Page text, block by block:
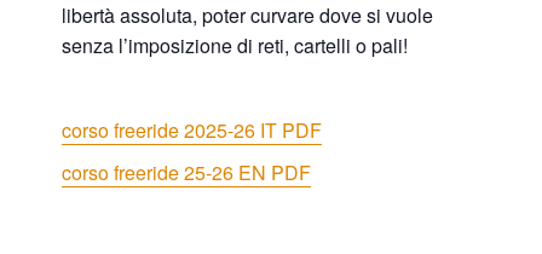
libertà assoluta, poter curvare dove si vuole
senza l’imposizione di reti, cartelli o pali!
corso freeride 2025-26 IT PDF
corso freeride 25-26 EN PDF